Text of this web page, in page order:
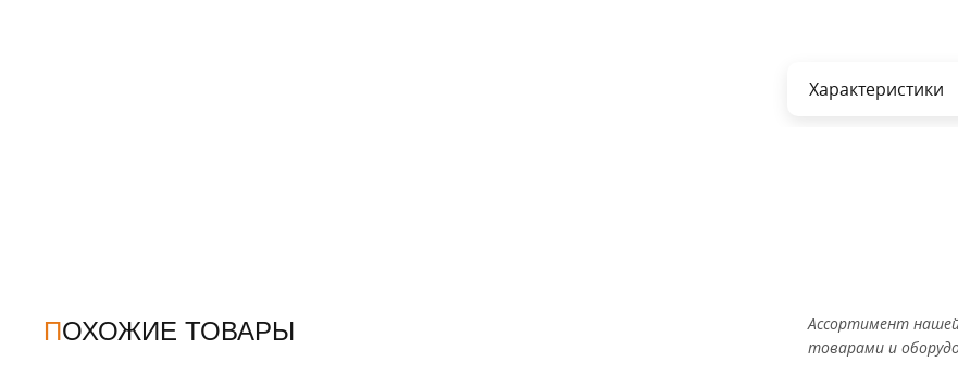
Характеристики
ПОХОЖИЕ ТОВАРЫ
Ассортимент
товарами и